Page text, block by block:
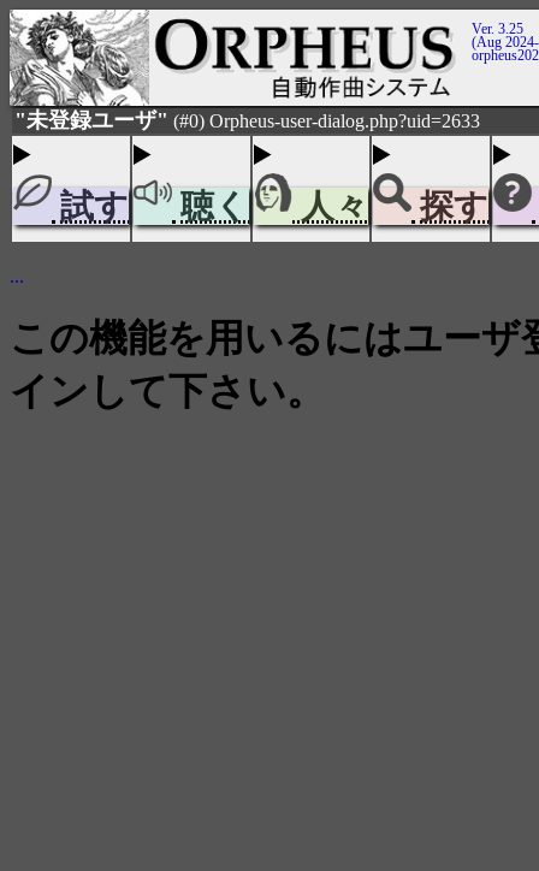
Ver. 3.25
(Aug
"未登録ユーザ" (#0) Orpheus-user-dialog.php?uid=2633
試す 聴く 人々 探す
...
この機能を用いるにはユーザ
インして下さい。